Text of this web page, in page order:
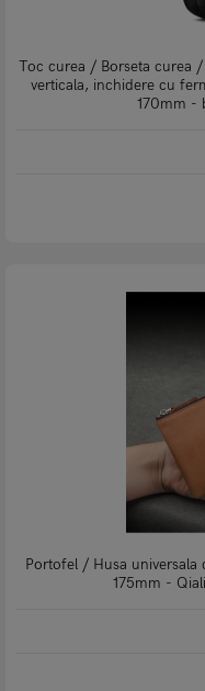
Toc curea / Borseta curea
verticala, inchidere cu
170mm -
Portofel / Husa universala
175mm -